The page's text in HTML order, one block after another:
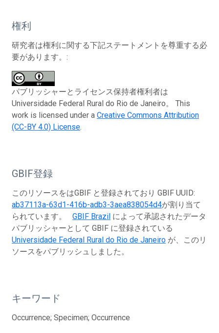
権利
研究者は権利に関する下記ステートメントを尊重する必
要があります。:
パブリッシャーとライセンス保持者権利者は
Universidade Federal Rural do Rio de Janeiro。 This
work is licensed under a Creative Commons Attribution
(CC-BY 4.0) License.
GBIF登録
このリソースをはGBIF と登録されており GBIF UUID:
ab37113a-63d1-416b-adb3-3aea838054d4が割り当て
られています。 GBIF Brazil によって承認されたデータ
パブリッシャーとして GBIF に登録されている
Universidade Federal Rural do Rio de Janeiro が、このリ
ソースをパブリッシュしました。
キーワード
Occurrence; Specimen; Occurrence